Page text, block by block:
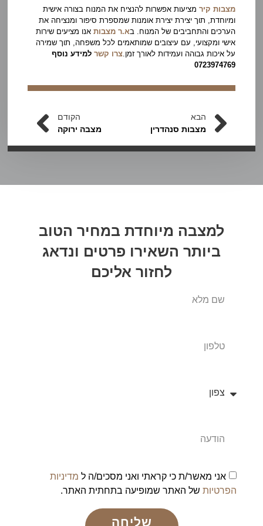
מצבות קיר מציעות אפשרות להנציח את המנוח בצורה אישית
ומיוחדת, תוך יצירת יצירת אומנות שמספרת סיפור ומנציחה את
הערכים והתחביבים של המנוח. בא.ר מצבות אנו מציעים שירות
אישי ומקצועי, עם עיצובים שמותאמים לכל משפחה, תוך שמירה
על איכות גבוהה ועמידות לאורך זמן.צרו קשר למידע נוסף
0723974769
הבא
מצבות סנהדרין
הקודם
מצבה ירוקה
למצבה מיוחדת במחיר הטוב
ביותר השאירו פרטים ונדאג
לחזור אליכם
אני מאשר/ת כי קראתי ואני מסכים/ה ל מדיניות
הפרטיותשל האתר שמופיעה בתחתית האתר.
שליחה